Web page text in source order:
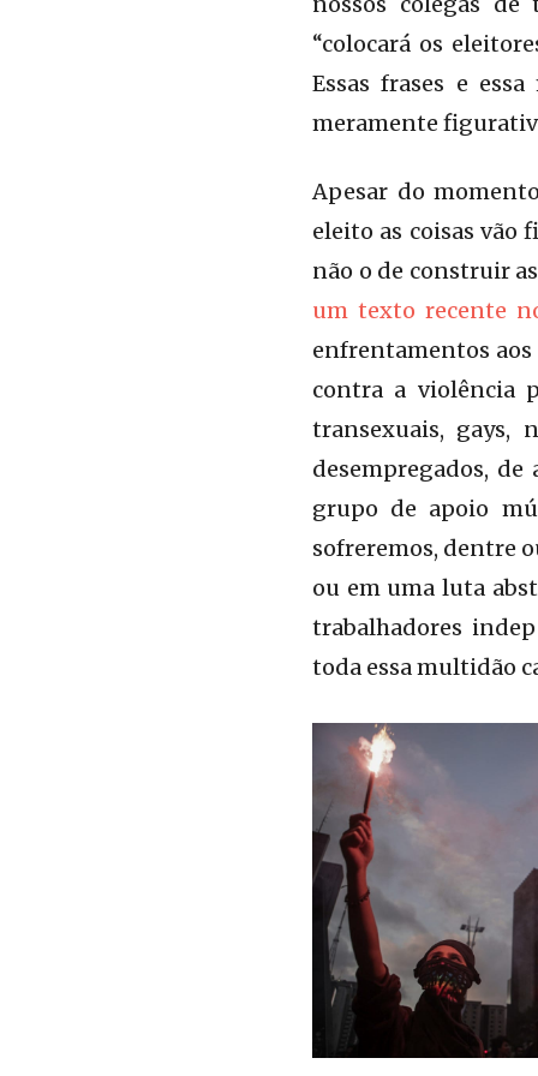
“colocará os
Essas frases e
meramente
Apesar do
eleito as coisas vão
não o de construir
um texto recente
enfrentamentos aos
contra a violência
transexuais, gays,
desempregados,
grupo de apoio
sofreremos, dentre
ou em uma luta
trabalhadores
toda essa multidão